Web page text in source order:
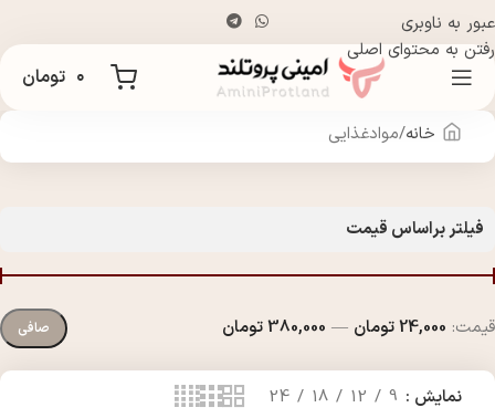
عبور به ناوبری
رفتن به محتوای اصلی
۰ تومان
خانه موادغذایی
فیلتر براساس قیمت
صافی قيمت: 24,000 تومان — 380,000 تومان
نمایش 9
12
18
24